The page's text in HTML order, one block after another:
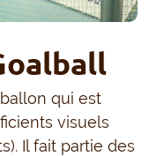
qui est
visuels
Il fait partie des